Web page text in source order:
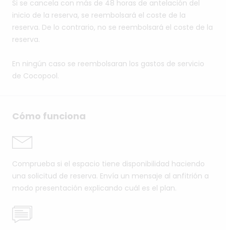
Si se cancela con más de 48 horas de antelación del
inicio de la reserva, se reembolsará el coste de la
reserva. De lo contrario, no se reembolsará el coste de la
reserva.
En ningún caso se reembolsaran los gastos de servicio
de Cocopool.
Cómo funciona
Comprueba si el espacio tiene disponibilidad haciendo
una solicitud de reserva. Envía un mensaje al anfitrión a
modo presentación explicando cuál es el plan.